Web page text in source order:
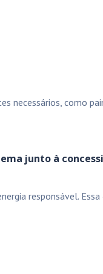
necessários, como
junto à
responsável.